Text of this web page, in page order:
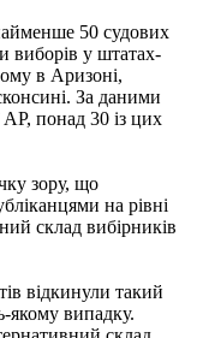
50 судових
виборів у штатах-
в Аризоні,
За даними
AP, понад 30 із цих
зору, що
на рівні
склад вибірників
відкинули такий
якому випадку.